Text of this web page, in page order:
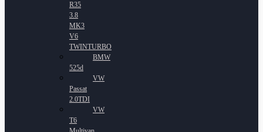
R35
3.8
MK3
V6
TWINTURBO
BMW
525d
VW
Passat
2.0TDI
VW
T6